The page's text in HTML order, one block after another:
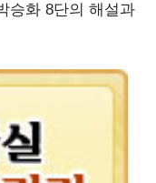
승화 8단의 해설과